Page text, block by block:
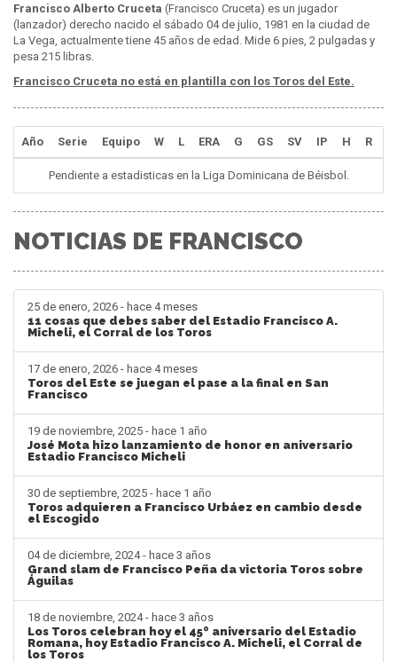
Francisco Alberto Cruceta (Francisco Cruceta) es un jugador
(lanzador) derecho nacido el sábado 04 de julio, 1981 en la ciudad de
La Vega, actualmente tiene 45 años de edad. Mide 6 pies, 2 pulgadas y
pesa 215 libras.
Francisco Cruceta no está en plantilla con los Toros del Este.
Año Serie Equipo W L ERA G GS SV IP H R
Pendiente a estadisticas en la Liga Dominicana de Béisbol.
NOTICIAS DE FRANCISCO
25 de enero, 2026 - hace 4 meses
11 cosas que debes saber del Estadio Francisco A.
Micheli, el Corral de los Toros
17 de enero, 2026 - hace 4 meses
Toros del Este se juegan el pase a la final en San
Francisco
19 de noviembre, 2025 - hace 1 año
José Mota hizo lanzamiento de honor en aniversario
Estadio Francisco Micheli
30 de septiembre, 2025 - hace 1 año
Toros adquieren a Francisco Urbáez en cambio desde
el Escogido
04 de diciembre, 2024 - hace 3 años
Grand slam de Francisco Peña da victoria Toros sobre
Águilas
18 de noviembre, 2024 - hace 3 años
Los Toros celebran hoy el 45º aniversario del Estadio
Romana, hoy Estadio Francisco A. Micheli, el Corral de
los Toros